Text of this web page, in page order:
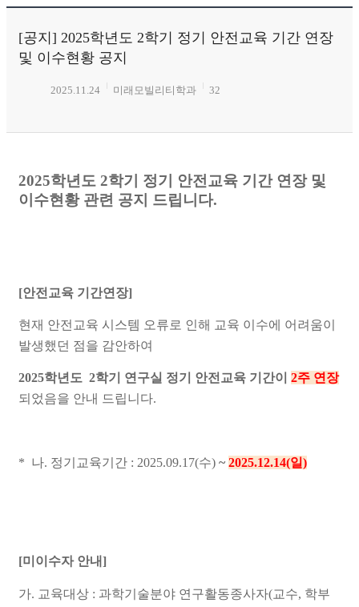
[공지] 2025학년도 2학기 정기 안전교육 기간 연장
및 이수현황 공지
2025.11.24 미래모빌리티학과 32
2025학년도 2학기 정기 안전교육 기간 연장 및
이수현황 관련 공지 드립니다.
[안전교육 기간연장]
현재 안전교육 시스템 오류로 인해 교육 이수에 어려움이
발생했던 점을 감안하여
2025학년도 2학기 연구실 정기 안전교육 기간이 2주 연장
되었음을 안내 드립니다.
* 나. 정기교육기간 : 2025.09.17(수) ~ 2025.12.14(일)
[미이수자 안내]
가. 교육대상 : 과학기술분야 연구활동종사자(교수, 학부